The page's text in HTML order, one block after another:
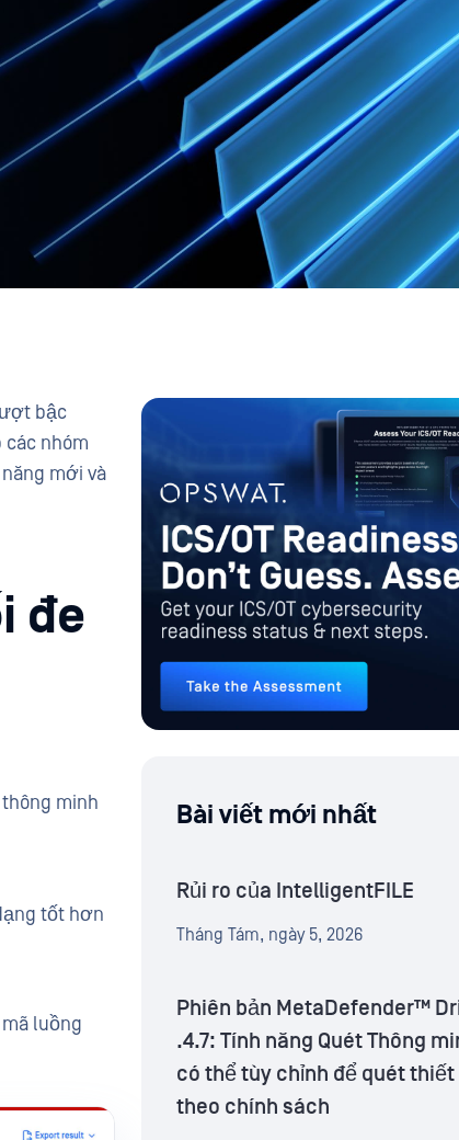
bậc
các nhóm
mới và
đe
minh
tốt hơn
luồng
Bài viết mới nhất
Rủi ro của IntelligentFILE
Tháng Tám, ngày 5, 2026
Phiên bản MetaDefender™
.4.7: Tính năng Quét Thông
có thể tùy chỉnh để quét thiết
theo chính sách